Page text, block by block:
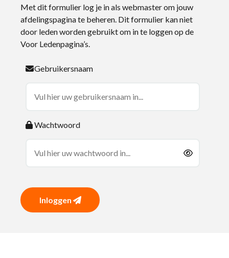
Met dit formulier log je in als webmaster om jouw
afdelingspagina te beheren. Dit formulier kan niet
door leden worden gebruikt om in te loggen op de
Voor Ledenpagina’s.
Gebruikersnaam
Wachtwoord
Inloggen